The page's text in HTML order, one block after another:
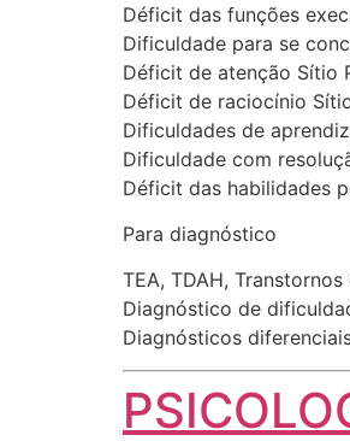
Déficit das funções
Dificuldade para se
Déficit de atenção Sítio
Déficit de raciocínio
Dificuldades de
Dificuldade com
Déficit das habilidades
Para diagnóstico
TEA, TDAH,
Diagnóstico de
Diagnósticos